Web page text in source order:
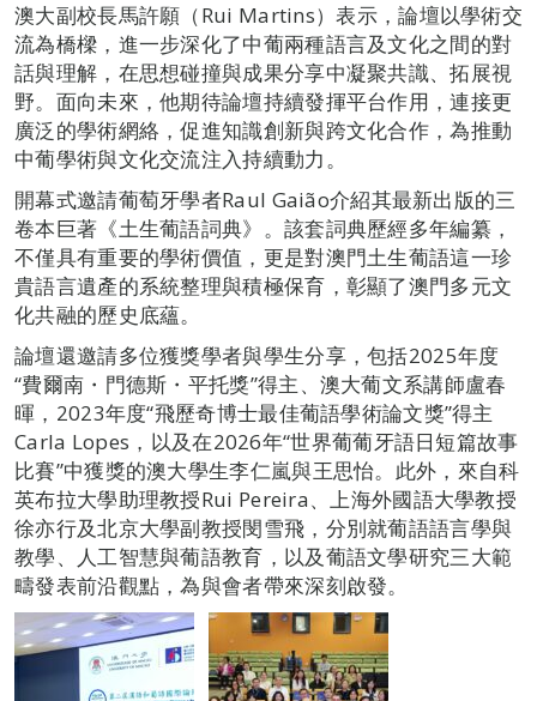
澳大副校長馬許願（Rui Martins）表示，論壇以學術交
流為橋樑，進一步深化了中葡兩種語言及文化之間的對
話與理解，在思想碰撞與成果分享中凝聚共識、拓展視
野。面向未來，他期待論壇持續發揮平台作用，連接更
廣泛的學術網絡，促進知識創新與跨文化合作，為推動
中葡學術與文化交流注入持續動力。
開幕式邀請葡萄牙學者Raul Gaião介紹其最新出版的三
卷本巨著《土生葡語詞典》。該套詞典歷經多年編纂，
不僅具有重要的學術價值，更是對澳門土生葡語這一珍
貴語言遺產的系統整理與積極保育，彰顯了澳門多元文
化共融的歷史底蘊。
論壇還邀請多位獲獎學者與學生分享，包括2025年度
“費爾南・門德斯・平托獎”得主、澳大葡文系講師盧春
暉，2023年度“飛歷奇博士最佳葡語學術論文獎”得主
Carla Lopes，以及在2026年“世界葡葡牙語日短篇故事
比賽”中獲獎的澳大學生李仁嵐與王思怡。此外，來自科
英布拉大學助理教授Rui Pereira、上海外國語大學教授
徐亦行及北京大學副教授閔雪飛，分別就葡語語言學與
教學、人工智慧與葡語教育，以及葡語文學研究三大範
疇發表前沿觀點，為與會者帶來深刻啟發。